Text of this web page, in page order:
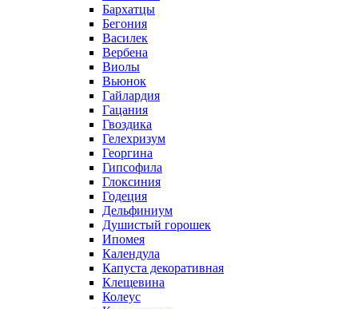
Бархатцы
Бегония
Василек
Вербена
Виолы
Вьюнок
Гайлардия
Гацания
Гвоздика
Гелехризум
Георгина
Гипсофила
Глоксиния
Годеция
Дельфиниум
Душистый горошек
Ипомея
Календула
Капуста декоративная
Клещевина
Колеус